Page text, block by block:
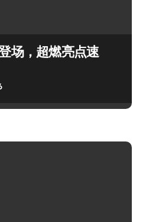
场，超燃亮点速